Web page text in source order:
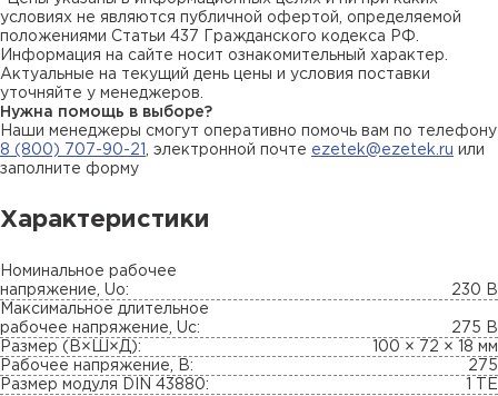
условиях не являются публичной офертой, определяемой
положениями Статьи 437 Гражданского кодекса РФ.
Информация на сайте носит ознакомительный характер.
Актуальные на текущий день цены и условия поставки
уточняйте у менеджеров.
Нужна помощь в выборе?
Наши менеджеры смогут оперативно помочь вам по телефону
8 (800) 707-90-21
, электронной почте ezetek@ezetek.ru или
заполните форму
Характеристики
Номинальное рабочее
напряжение, Uo:
230 В
Максимальное длительное
рабочее напряжение, Uc:
275 В
Размер (В×Ш×Д):
100 × 72 × 18 мм
Рабочее напряжение, В:
275
Размер модуля DIN 43880:
1 TE